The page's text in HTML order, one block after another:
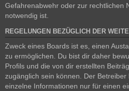
Gefahrenabwehr oder zur rechtlichen
notwendig ist.
REGELUNGEN BEZÜGLICH DER
Zweck eines Boards ist es, einen
zu ermöglichen. Du bist dir daher
Profils und die von dir erstellten
zugänglich sein können. Der
einzelne Informationen nur für einen